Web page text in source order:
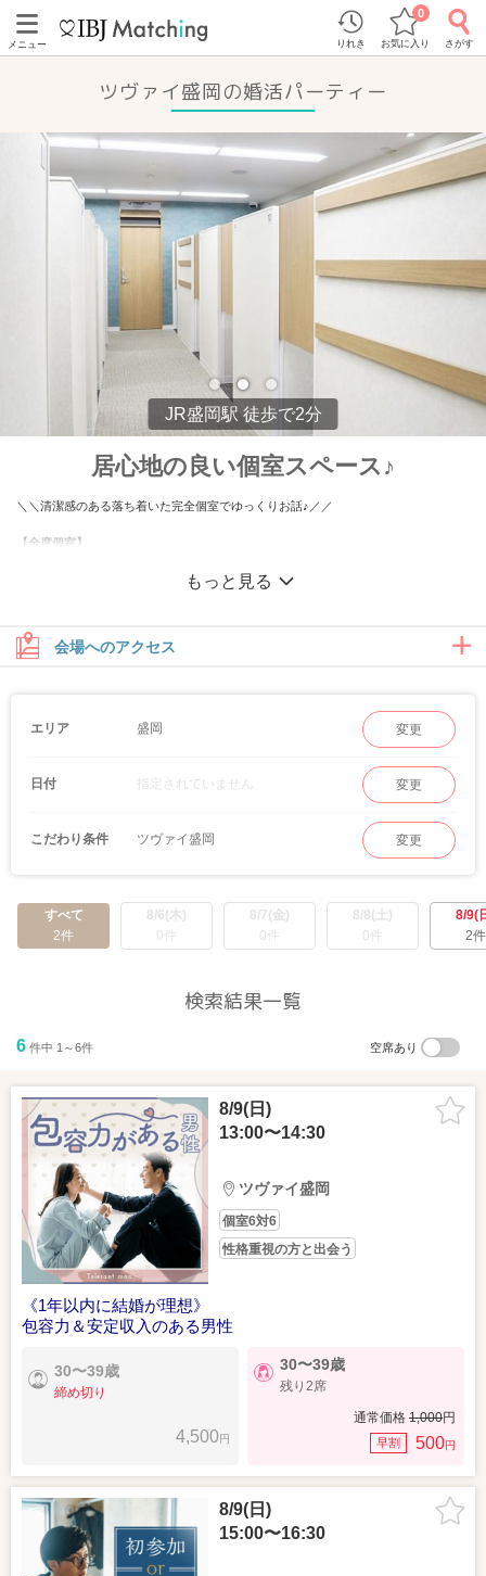
メニュー りれき お気に入り
0
さがす
ツヴァイ盛岡の婚活パーティー
JR盛岡駅 徒歩で2分
居心地の良い個室スペース♪
＼＼清潔感のある落ち着いた完全個室でゆっくりお話♪／／
【全席個室】
リニューアルしたばかりの綺麗な個室で
【企画】
地元密着、ステータス重視、年齢重視、性格重視、価値観重視
もっと見る
会場へのアクセス
GoogleMapで見る 詳しい行き方を見る
JR「盛岡駅」から徒歩で2分♪
JR線盛岡駅東口を出て、「開運橋」方面に進みます。
駅を背に250mほど進むと、右手に「明治安田生命盛岡駅前ビル」が
あります。
JR線盛岡駅東口より徒歩2分です。
エリア 盛岡 変更
日付 指定されていません 変更
こだわり条件 ツヴァイ盛岡 変更
すべて
2件
8/6(木)
0件
8/7(金)
0件
8/8(土)
0件
8/9(
2件
検索結果一覧
6 件中 1～6件 空席あり
8/9(日)
13:00〜14:30
ツヴァイ盛岡
個室6対6
性格重視の方と出会う
《1年以内に結婚が理想》
包容力＆安定収入のある男性
30〜39歳
締め切り
4,500円
30〜39歳
残り2席
通常価格 1,000円
早割 500円
8/9(日)
15:00〜16:30